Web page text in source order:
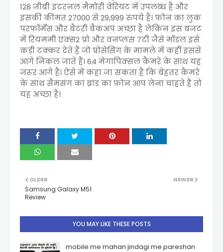
128 जीबी इंटरनल मैमोरी वेरियंट में उपलब्‍ध है और
इसकी कीमत 27000 से 29,999 रुपये है। फोन का लुक
परफॉर्मेंस और बैटरी बैकअप अच्छा है लेकिन इस बजट
में रियममी एक्स2 प्रो और वनप्लस 7टी जैसे मॉडल इसे
कड़ी टक्कर देते हैं जो प्रोसेसिंग के मामले में कहीं इससे
आगे निकल जाते हैं। 64 मेगापिक्सल कैमरे के साथ यह
जरूर आगे है। ऐसे में कहा जा सकता है कि बेहतर कैमरे
के साथ सैमसंग का ब्रांड का फोन आप लेना चाहते हैं तो
यह अच्छा है।
NEWER
OLDER
Samsung Galaxy M51
Review
YOU MAY LIKE THESE POSTS
mobile me mahan jindagi me pareshan